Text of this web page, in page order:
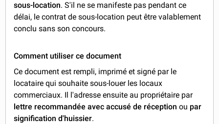
sous-location. S'il ne se manifeste pas pendant ce
délai, le contrat de sous-location peut être valablement
conclu sans son concours.
Comment utiliser ce document
Ce document est rempli, imprimé et signé par le
locataire qui souhaite sous-louer les locaux
commerciaux. Il l'adresse ensuite au propriétaire par
lettre recommandée avec accusé de réception ou par
signification d'huissier.